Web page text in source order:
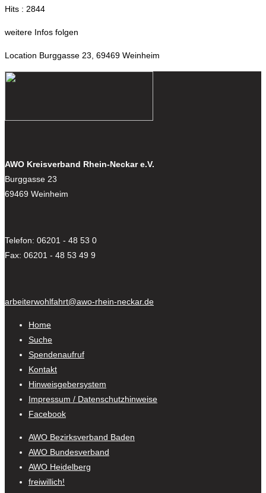
Hits : 2844
weitere Infos folgen
Location Burggasse 23, 69469 Weinheim
AWO Kreisverband Rhein-Neckar e.V.
Burggasse 23
69469 Weinheim
Telefon: 06201 - 48 53 0
Fax: 06201 - 48 53 49 9
arbeiterwohlfahrt@awo-rhein-neckar.de
Home
Suche
Spendenaufruf
Kontakt
Hinweisgebersystem
Impressum / Datenschutzhinweise
Facebook
AWO Bezirksverband Baden
AWO Bundesverband
AWO Heidelberg
freiwillich!